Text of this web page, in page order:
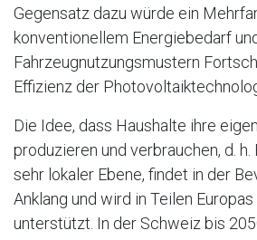
Gegensatz dazu würde ein
konventionellem Energiebedarf
Fahrzeugnutzungsmustern
Effizienz der
Die Idee, dass Haushalte ihre
produzieren und verbrauchen, d.
sehr lokaler Ebene, findet in der
Anklang und wird in Teilen
unterstützt. In der Schweiz bis